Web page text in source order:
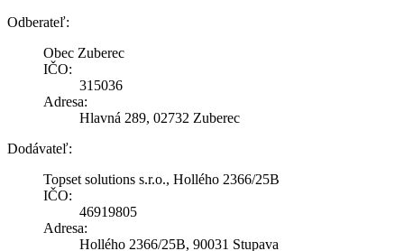
Odberateľ:
Obec Zuberec
IČO:
315036
Adresa:
Hlavná 289, 02732 Zuberec
Dodávateľ:
Topset solutions s.r.o., Hollého 2366/25B
IČO:
46919805
Adresa:
Hollého 2366/25B, 90031 Stupava